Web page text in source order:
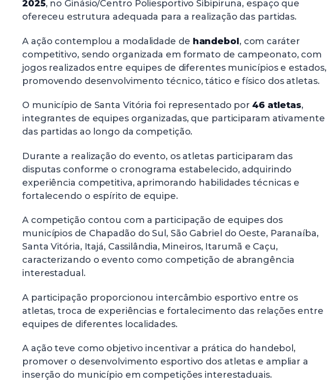
2025, no Ginásio/Centro Poliesportivo Sibipiruna, espaço que
ofereceu estrutura adequada para a realização das partidas.
A ação contemplou a modalidade de handebol, com caráter
competitivo, sendo organizada em formato de campeonato, com
jogos realizados entre equipes de diferentes municípios e estados,
promovendo desenvolvimento técnico, tático e físico dos atletas.
O município de Santa Vitória foi representado por 46 atletas,
integrantes de equipes organizadas, que participaram ativamente
das partidas ao longo da competição.
Durante a realização do evento, os atletas participaram das
disputas conforme o cronograma estabelecido, adquirindo
experiência competitiva, aprimorando habilidades técnicas e
fortalecendo o espírito de equipe.
A competição contou com a participação de equipes dos
municípios de Chapadão do Sul, São Gabriel do Oeste, Paranaíba,
Santa Vitória, Itajá, Cassilândia, Mineiros, Itarumã e Caçu,
caracterizando o evento como competição de abrangência
interestadual.
A participação proporcionou intercâmbio esportivo entre os
atletas, troca de experiências e fortalecimento das relações entre
equipes de diferentes localidades.
A ação teve como objetivo incentivar a prática do handebol,
promover o desenvolvimento esportivo dos atletas e ampliar a
inserção do município em competições interestaduais.